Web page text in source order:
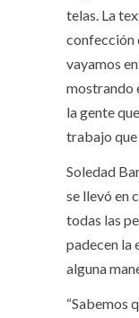
telas. La
confección
vayamos
mostrando
la gente
trabajo que
Soledad
se llevó en
todas las
padecen la
alguna
“Sabemos